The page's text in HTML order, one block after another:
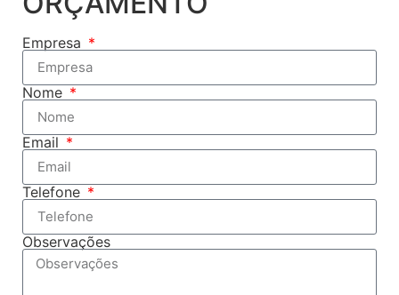
Empresa
Nome
Email
Telefone
Observações